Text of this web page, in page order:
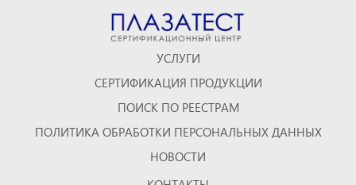
УСЛУГИ
СЕРТИФИКАЦИЯ ПРОДУКЦИИ
ПОИСК ПО РЕЕСТРАМ
ПОЛИТИКА ОБРАБОТКИ ПЕРСОНАЛЬНЫХ ДАННЫХ
НОВОСТИ